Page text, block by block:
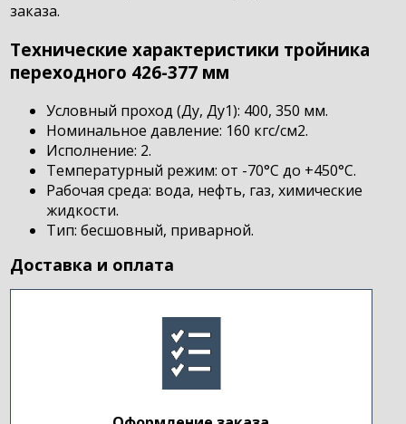
заказа.
Технические характеристики тройника
переходного 426-377 мм
Условный проход (Ду, Ду1): 400, 350 мм.
Номинальное давление: 160 кгс/см2.
Исполнение: 2.
Температурный режим: от -70°С до +450°С.
Рабочая среда: вода, нефть, газ, химические
жидкости.
Тип: бесшовный, приварной.
Доставка и оплата